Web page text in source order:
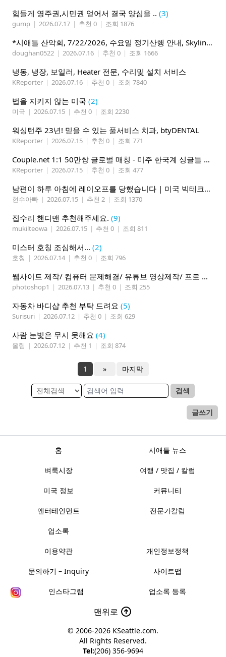
힘들게 영주권,시민권 얻어서 결국 양심을 .. (3)
gump | 2026.07.17 | 추천 0 | 조회 1876
*시애틀 산악회, 7/22/2026, 수요일 정기산행 안내, Skyline Trail Loop(Mt. Rainier)*
doughan0522 | 2026.07.16 | 추천 0 | 조회 1666
냉동, 냉장, 보일러, Heater 전문, 수리및 설치 서비스
KReporter | 2026.07.16 | 추천 0 | 조회 7840
법을 지키지 않는 미국 (2)
미국 | 2026.07.15 | 추천 0 | 조회 2230
워싱턴주 23년! 믿을 수 있는 풀서비스 치과, btyDENTAL
KReporter | 2026.07.15 | 추천 0 | 조회 771
Couple.net 1:1 50만쌍 글로벌 매칭 - 미주 한국계 싱글들 모이세요
KReporter | 2026.07.15 | 추천 0 | 조회 477
남편이 하루 아침에 레이오프를 당했습니다 | 미국 빅테크의 현실
현수아빠 | 2026.07.15 | 추천 2 | 조회 1370
집수리 핸디맨 추천해주세요. (9)
mukilteowa | 2026.07.15 | 추천 0 | 조회 811
미스터 호칭 조심해서... (2)
호칭 | 2026.07.14 | 추천 0 | 조회 796
웹사이트 제작/ 컴퓨터 문제해결/ 유튜브 영상제작/ 프로 사진촬영
photoshop1 | 2026.07.13 | 추천 0 | 조회 255
자동차 바디샵 추천 부탁 드려요 (5)
Surisuri | 2026.07.12 | 추천 0 | 조회 629
사람 눈빛은 무시 못해요 (4)
올림 | 2026.07.12 | 추천 1 | 조회 874
1 » 마지막
검색
글쓰기
홈 시애틀 뉴스
벼룩시장 여행 / 맛집 / 칼럼
미국 정보 커뮤니티
엔터테인먼트 전문가칼럼
업소록
이용약관 개인정보정책
문의하기 – Inquiry 사이트맵
인스타그램 업소록 등록
맨위로
© 2006-2026 KSeattle.com.
All Rights Reserved.
Tel:(206) 356-9694